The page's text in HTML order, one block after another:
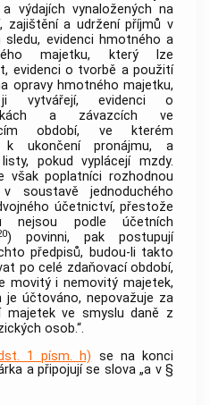
výdajích vynaložených na
zajištění a udržení příjmů v
sledu, evidenci hmotného a
majetku, který lze
evidenci o tvorbě a použití
opravy hmotného majetku,
vytvářejí, evidenci o
a závazcích ve
období, ve kterém
k ukončení pronájmu, a
pokud vyplácejí mzdy.
však poplatníci rozhodnou
soustavě jednoduchého
účetnictví, přestože
nejsou podle účetních
) povinni, pak postupují
předpisů, budou-li takto
po celé zdaňovací období,
movitý i nemovitý majetek,
je účtováno, nepovažuje za
majetek ve smyslu daně z
osob.“.
1 písm. h) se na konci
a připojují se slova „a v §